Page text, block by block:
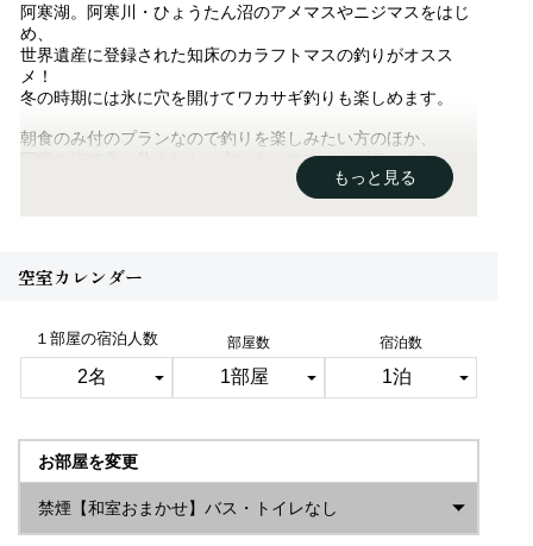
阿寒湖。阿寒川・ひょうたん沼のアメマスやニジマスをはじ
め、
世界遺産に登録された知床のカラフトマスの釣りがオスス
メ！
冬の時期には氷に穴を開けてワカサギ釣りも楽しめます。
朝食のみ付のプランなので釣りを楽しみたい方のほか、
阿寒の街で食べ飲みしたい方にもオススメのプランです。
□──────――――
当プランは朝食付となっております。
館内の食堂にてお召し上がりください。
□食事時間□
□朝食メニュー例□
・焼き魚
・小鉢数種
・納豆
もっと見る
空室カレンダー
１部屋の宿泊人数 部屋数 宿泊数
お部屋を変更
禁煙【和室おまかせ】バス・トイレなし